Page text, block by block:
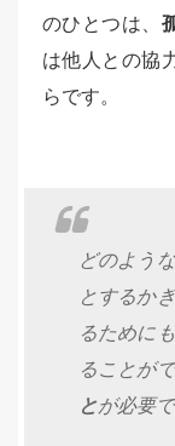
のひとつは、
は他人との協
らです。
どのよう
とするか
るために
ることが
とが必要で